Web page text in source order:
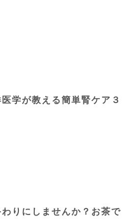
学が教える簡単腎ケア３
りにしませんか？お茶で